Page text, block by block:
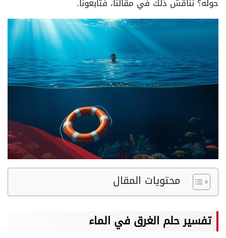
محتويات المقال
تفسير حلم الغرق في الماء